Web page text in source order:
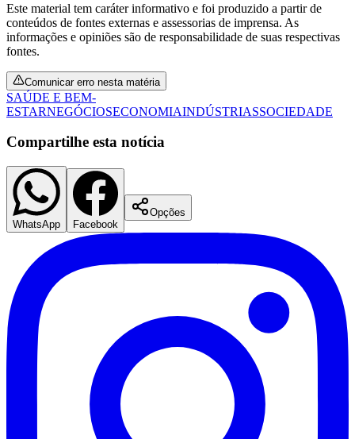
Flamengo
Este material tem caráter informativo e foi produzido a partir de
conteúdos de fontes externas e assessorias de imprensa. As
informações e opiniões são de responsabilidade de suas respectivas
fontes.
Comunicar erro nesta matéria
SAÚDE E BEM-
ESTARNEGÓCIOSECONOMIAINDÚSTRIASSOCIEDADE
Compartilhe esta notícia
WhatsApp Facebook
Opções